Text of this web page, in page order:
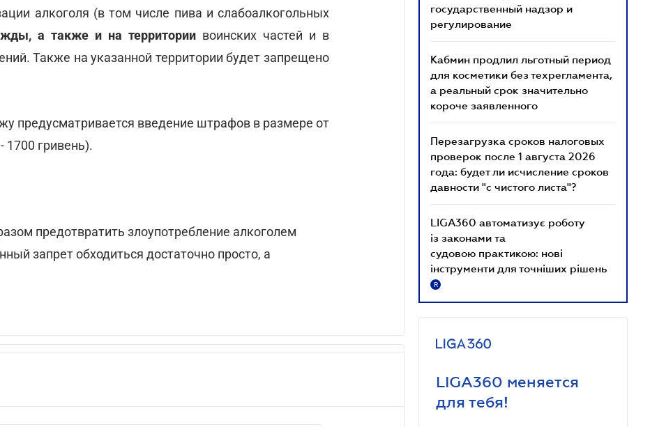
алкоголя (в том числе пива и слабоалкогольных
а также и на территории воинских частей и в
Также на указанной территории будет запрещено
предусматривается введение штрафов в размере от
гривень).
предотвратить злоупотребление алкоголем
запрет обходиться достаточно просто, а
государственный надзор и
регулирование
Кабмин продлил льготный период
для косметики без техрегламента,
а реальный срок значительно
короче заявленного
Перезагрузка сроков налоговых
проверок после 1 августа 2026
года: будет ли исчисление сроков
давности "с чистого листа"?
LIGA360 автоматизує роботу
із законами та
судовою практикою: нові
інструменти для точніших рішень
R
LIGA360 меняется
для тебя!